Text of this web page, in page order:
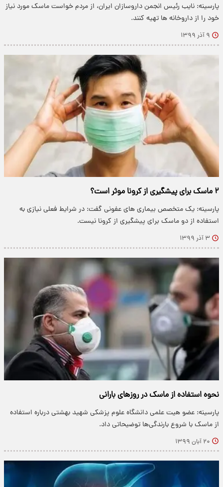
پارسینه: نایب رئیس انجمن داروسازان ایران، از مردم خواست ماسک مورد نیاز
خود را از داروخانه ها تهیه کنند.
۹ آذر ۱۳۹۹
۲ ماسک برای پیشگیری از کرونا موثر است؟
پارسینه: یک متخصص بیماری های عفونی گفت: در شرایط فعلی نیازی به
استفاده از دو ماسک برای پیشگیری از کرونا نیست.
۳ آذر ۱۳۹۹
نحوه استفاده از ماسک در روزهای بارانی
پارسینه: عضو هیت علمی دانشگاه علوم پزشکی شهید بهشتی درباره استفاده
از ماسک‌ با شروع بارندگی‌ها توضیحاتی داد.
۲۰ آبان ۱۳۹۹